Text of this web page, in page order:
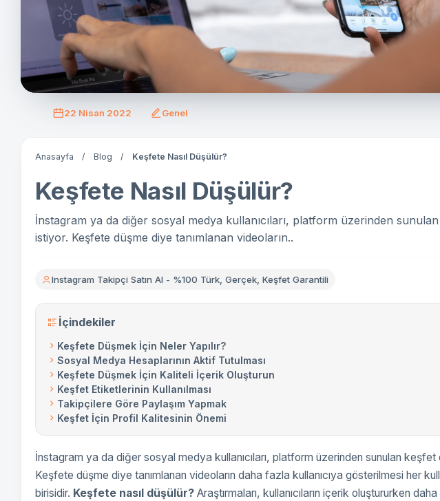
22 Nisan 2022 Genel
Anasayfa / Blog / Keşfete Nasıl Düşülür?
Keşfete Nasıl Düşülür?
İnstagram ya da diğer sosyal medya kullanıcıları, platform üzerinden
istiyor. Keşfete düşme diye tanımlanan videoların..
Instagram Takipçi Satın Al - %100 Türk, Gerçek, Keşfet Garantili
İçindekiler
Keşfete Düşmek İçin Neler Yapılır?
Sosyal Medya Hesaplarının Aktif Tutulması
Keşfete Düşmek İçin Kaliteli İçerik Oluşturun
Keşfet Etiketlerinin Kullanılması
Takipçilere Göre Paylaşım Yapmak
Keşfet İçin Profil Kalitesinin Önemi
İnstagram ya da diğer sosyal medya kullanıcıları, platform üzerinden sunulan
Keşfete düşme diye tanımlanan videoların daha fazla kullanıcıya gösterilmesi her
birisidir. Keşfete nasıl düşülür? Araştırmaları, kullanıcıların içerik oluştururken